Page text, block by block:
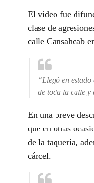
El video fue
clase de
calle Cansahcab
“Llegó en
de toda la calle y
En una breve
que en otras
de la taquería,
cárcel.